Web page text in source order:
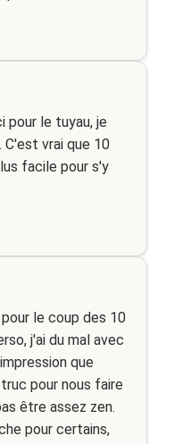
pour le tuyau, je
C'est vrai que 10
facile pour s'y
le coup des 10
j'ai du mal avec
que
pour nous faire
être assez zen.
pour certains,